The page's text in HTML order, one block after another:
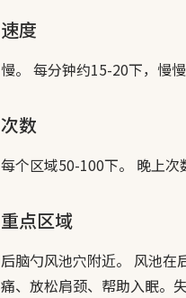
速度
慢。 每分钟约15-20下，慢慢
次数
每个区域50-100下。 晚上次
重点区域
后脑勺风池穴附近。 风池在
痛、放松肩颈、帮助入眠。